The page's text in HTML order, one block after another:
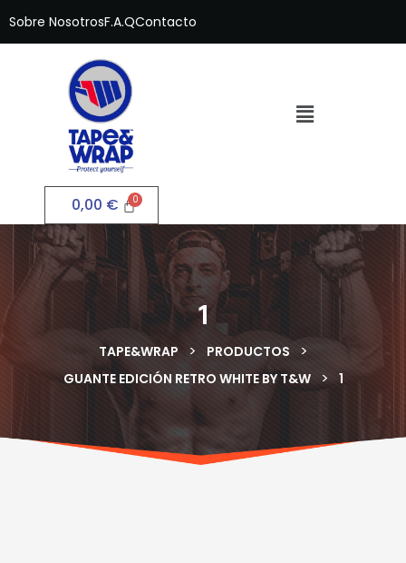
Sobre NosotrosF.A.QContacto
0,00 €
1
TAPE&WRAP > PRODUCTOS >
GUANTE EDICIÓN RETRO WHITE BY T&W > 1